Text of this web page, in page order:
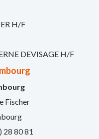
H/F
DEVISAGE H/F
Fischer
28 80 81